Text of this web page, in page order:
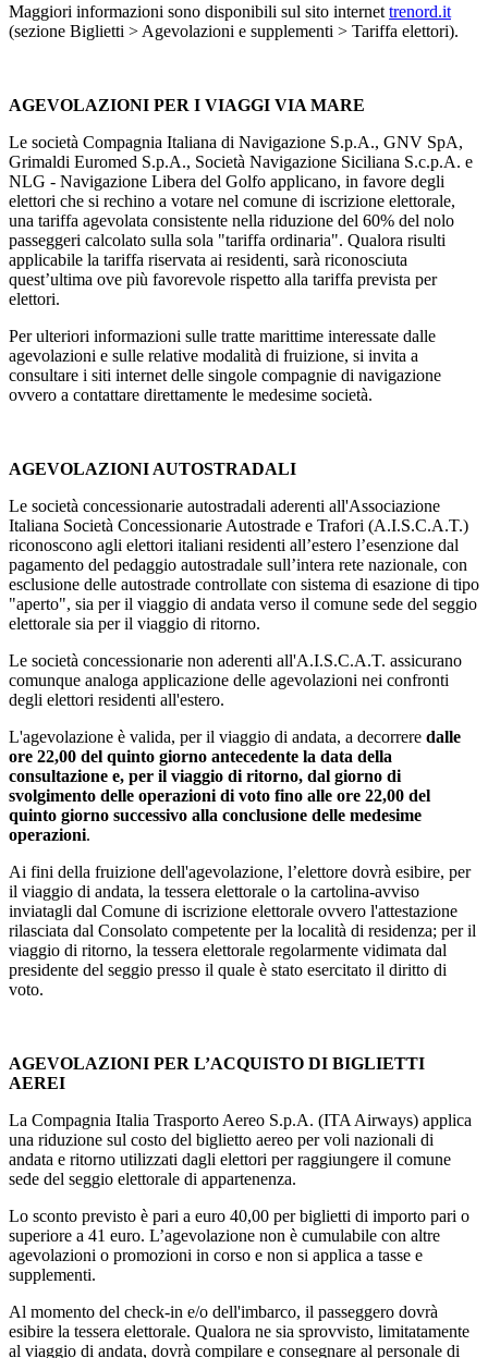
Maggiori informazioni sono disponibili sul sito internet trenord.it
(sezione Biglietti > Agevolazioni e supplementi > Tariffa elettori).
AGEVOLAZIONI PER I VIAGGI VIA MARE
Le società Compagnia Italiana di Navigazione S.p.A., GNV SpA,
Grimaldi Euromed S.p.A., Società Navigazione Siciliana S.c.p.A. e
NLG - Navigazione Libera del Golfo applicano, in favore degli
elettori che si rechino a votare nel comune di iscrizione elettorale,
una tariffa agevolata consistente nella riduzione del 60% del nolo
passeggeri calcolato sulla sola "tariffa ordinaria". Qualora risulti
applicabile la tariffa riservata ai residenti, sarà riconosciuta
quest’ultima ove più favorevole rispetto alla tariffa prevista per
elettori.
Per ulteriori informazioni sulle tratte marittime interessate dalle
agevolazioni e sulle relative modalità di fruizione, si invita a
consultare i siti internet delle singole compagnie di navigazione
ovvero a contattare direttamente le medesime società.
AGEVOLAZIONI AUTOSTRADALI
Le società concessionarie autostradali aderenti all'Associazione
Italiana Società Concessionarie Autostrade e Trafori (A.I.S.C.A.T.)
riconoscono agli elettori italiani residenti all’estero l’esenzione dal
pagamento del pedaggio autostradale sull’intera rete nazionale, con
esclusione delle autostrade controllate con sistema di esazione di tipo
"aperto", sia per il viaggio di andata verso il comune sede del seggio
elettorale sia per il viaggio di ritorno.
Le società concessionarie non aderenti all'A.I.S.C.A.T. assicurano
comunque analoga applicazione delle agevolazioni nei confronti
degli elettori residenti all'estero.
L'agevolazione è valida, per il viaggio di andata, a decorrere dalle
ore 22,00 del quinto giorno antecedente la data della
consultazione e, per il viaggio di ritorno, dal giorno di
svolgimento delle operazioni di voto fino alle ore 22,00 del
quinto giorno successivo alla conclusione delle medesime
operazioni.
Ai fini della fruizione dell'agevolazione, l’elettore dovrà esibire, per
il viaggio di andata, la tessera elettorale o la cartolina-avviso
inviatagli dal Comune di iscrizione elettorale ovvero l'attestazione
rilasciata dal Consolato competente per la località di residenza; per il
viaggio di ritorno, la tessera elettorale regolarmente vidimata dal
presidente del seggio presso il quale è stato esercitato il diritto di
voto.
AGEVOLAZIONI PER L’ACQUISTO DI BIGLIETTI
AEREI
La Compagnia Italia Trasporto Aereo S.p.A. (ITA Airways) applica
una riduzione sul costo del biglietto aereo per voli nazionali di
andata e ritorno utilizzati dagli elettori per raggiungere il comune
sede del seggio elettorale di appartenenza.
Lo sconto previsto è pari a euro 40,00 per biglietti di importo pari o
superiore a 41 euro. L’agevolazione non è cumulabile con altre
agevolazioni o promozioni in corso e non si applica a tasse e
supplementi.
Al momento del check-in e/o dell'imbarco, il passeggero dovrà
esibire la tessera elettorale. Qualora ne sia sprovvisto, limitatamente
al viaggio di andata, dovrà compilare e consegnare al personale di